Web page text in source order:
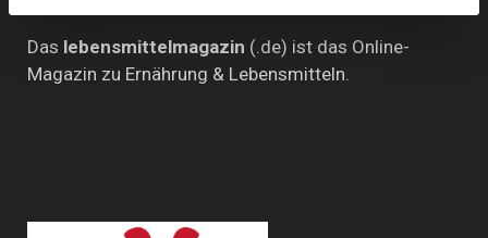
Das lebensmittelmagazin (.de) ist das Online-
Magazin zu Ernährung & Lebensmitteln.